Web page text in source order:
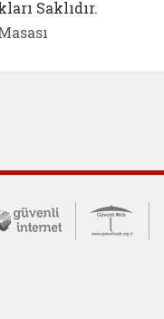
Saklıdır.
Merkezi
Güvende (yeni
Güvenli